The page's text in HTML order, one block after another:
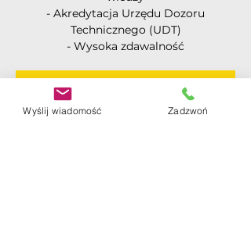
- Akredytacja Urzędu Dozoru
Technicznego (UDT)
- Wysoka zdawalność
Rejestracja jest zamknięta
Zobacz inne wydarzenia
Wyślij wiadomość Zadzwoń